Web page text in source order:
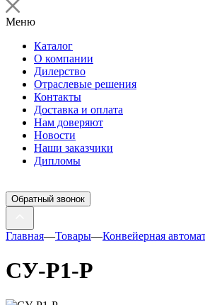
Меню
Каталог
О компании
Дилерство
Отраслевые решения
Контакты
Доставка и оплата
Нам доверяют
Новости
Наши заказчики
Дипломы
Обратный звонок
Главная—Товары—Конвейерная
СУ-Р1-Р